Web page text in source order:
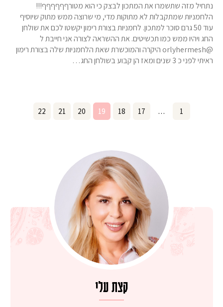
נתחיל מזה שתשמרו את המתכון לבצק כי הוא מטורףףףףףף!!!
הלחמניות שמתקבלות לא מתוקות מדי, מי שרוצה ממש מתוק שיוסיף
עוד 50 גרם סוכר למתכון. לחמניות בצורת רימון יקשטו לכם את שולחן
החג ויהיו ממש כמו תכשיטים. את ההשראה לצורה אני חייבת ל
@orlyhermesh היקרה והמוכשרת שאת הלחמניות שלה בצורת רימון
ראיתי לפני כ 3 שנים ומאז הן קבוע בשולחן החג…
pagination
Page
1
…
Page
17
Page
18
Page
19
Page
20
Page
21
Page
22
קצת עלי